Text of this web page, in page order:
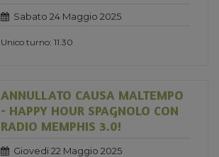
Sabato 24 Maggio 2025
Unico turno: 11.30
ANNULLATO CAUSA MALTEMPO
- HAPPY HOUR SPAGNOLO CON
RADIO MEMPHIS 3.0!
Giovedi 22 Maggio 2025